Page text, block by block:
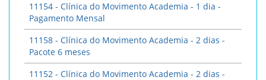
11154 - Clínica do Movimento Academia - 1 dia -
Pagamento Mensal
11158 - Clínica do Movimento Academia - 2 dias -
Pacote 6 meses
11152 - Clínica do Movimento Academia - 2 dias -